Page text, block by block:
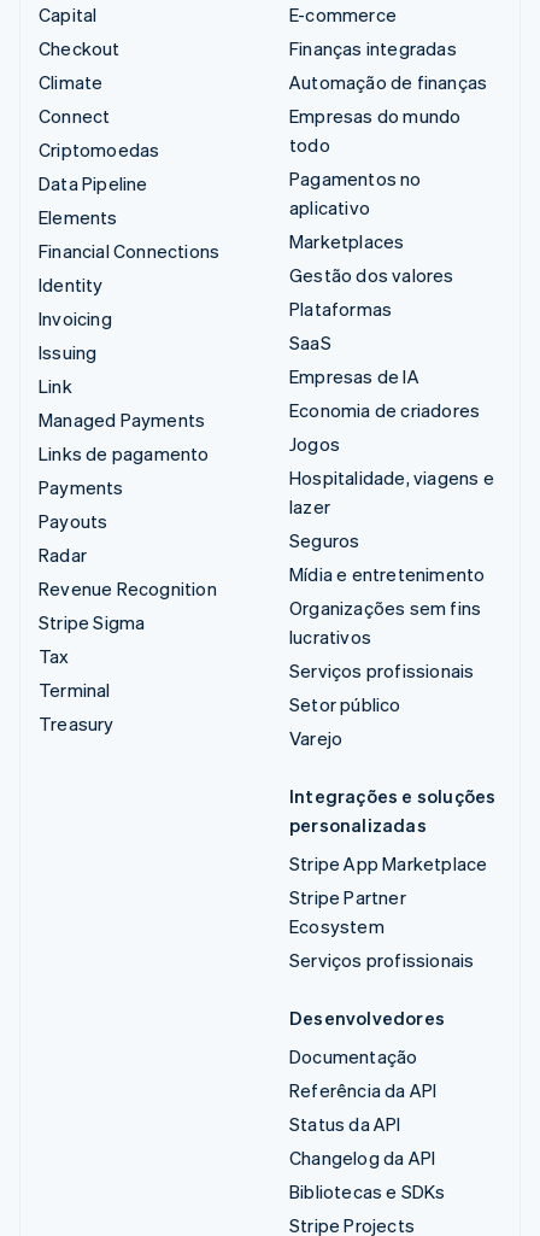
Capital
Checkout
Climate
Connect
Criptomoedas
Data Pipeline
Elements
Financial Connections
Identity
Invoicing
Issuing
Link
Managed Payments
Links de pagamento
Payments
Payouts
Radar
Revenue Recognition
Stripe Sigma
Tax
Terminal
Treasury
E-commerce
Finanças integradas
Automação de finanças
Empresas do mundo
todo
Pagamentos no
aplicativo
Marketplaces
Gestão dos valores
Plataformas
SaaS
Empresas de IA
Economia de criadores
Jogos
Hospitalidade, viagens e
lazer
Seguros
Mídia e entretenimento
Organizações sem fins
lucrativos
Serviços profissionais
Setor público
Varejo
Integrações e soluções
personalizadas
Stripe App Marketplace
Stripe Partner
Ecosystem
Serviços profissionais
Desenvolvedores
Documentação
Referência da API
Status da API
Changelog da API
Bibliotecas e SDKs
Stripe Projects